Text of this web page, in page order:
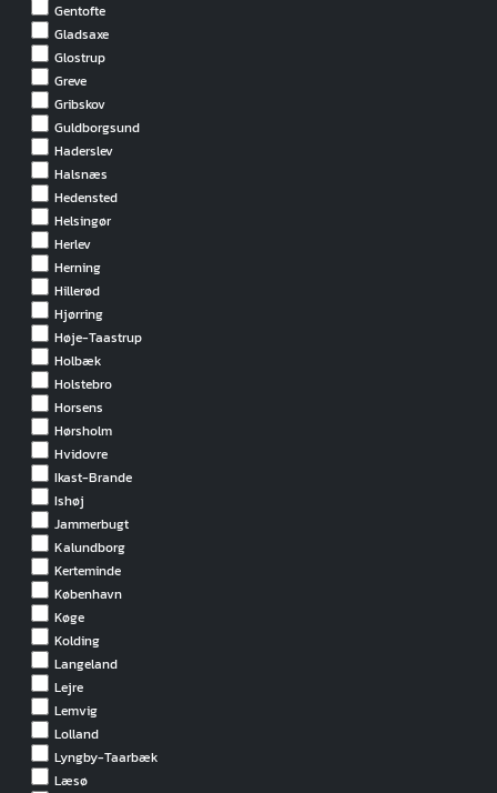
Gentofte
Gladsaxe
Glostrup
Greve
Gribskov
Guldborgsund
Haderslev
Halsnæs
Hedensted
Helsingør
Herlev
Herning
Hillerød
Hjørring
Høje-Taastrup
Holbæk
Holstebro
Horsens
Hørsholm
Hvidovre
Ikast-Brande
Ishøj
Jammerbugt
Kalundborg
Kerteminde
København
Køge
Kolding
Langeland
Lejre
Lemvig
Lolland
Lyngby-Taarbæk
Læsø